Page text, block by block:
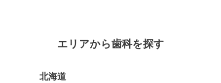
エリアから歯科を探す
北海道